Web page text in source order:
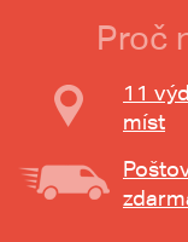
Proč
11
míst